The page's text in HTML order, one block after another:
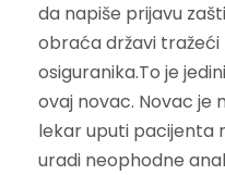
da napiše prijavu
obraća državi
osiguranika.To je
ovaj novac. Novac je
lekar uputi pacijenta
uradi neophodne